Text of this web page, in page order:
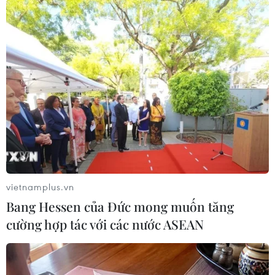
Ánh sáng lung linh tại Tử Cấm Thành ở Bắc Kinh, Trung
Quốc. (Nguồn: THX/TTXVN)
(TTXVN/Vietnam+)
vietnamplus.vn
Bang Hessen của Đức mong muốn tăng
cường hợp tác với các nước ASEAN